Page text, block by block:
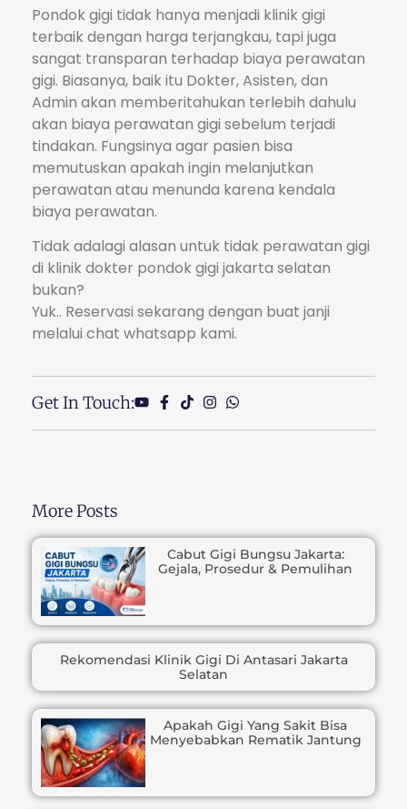
Pondok gigi tidak hanya menjadi klinik gigi
terbaik dengan harga terjangkau, tapi juga
sangat transparan terhadap biaya perawatan
gigi. Biasanya, baik itu Dokter, Asisten, dan
Admin akan memberitahukan terlebih dahulu
akan biaya perawatan gigi sebelum terjadi
tindakan. Fungsinya agar pasien bisa
memutuskan apakah ingin melanjutkan
perawatan atau menunda karena kendala
biaya perawatan.
Tidak adalagi alasan untuk tidak perawatan gigi
di klinik dokter pondok gigi jakarta selatan
bukan?
Yuk.. Reservasi sekarang dengan buat janji
melalui chat whatsapp kami.
Get In Touch:
More Posts
Cabut Gigi Bungsu Jakarta:
Gejala, Prosedur & Pemulihan
Rekomendasi Klinik Gigi Di Antasari Jakarta
Selatan
Apakah Gigi Yang Sakit Bisa
Menyebabkan Rematik Jantung